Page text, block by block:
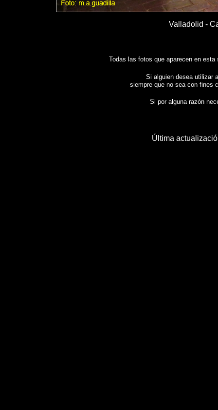
Valladolid -
Todas las fotos que aparecen en esta
Si alguien desea utilizar
siempre que no sea con fines
Si por alguna razón
Última